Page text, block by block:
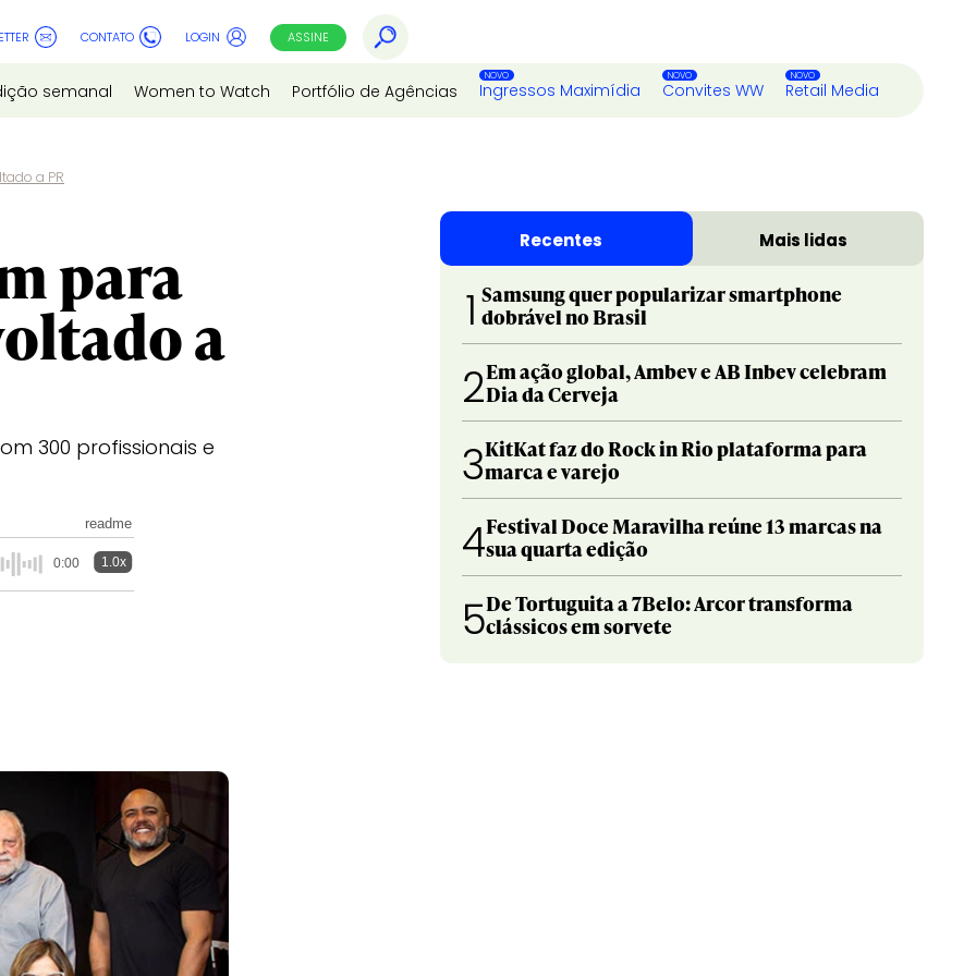
CONTATO LOGIN ASSINE
semanal Women to Watch Portfólio de Agências Ingressos Maximídia Convites WW Retail Media
a PR
para
a
300 profissionais e
readme
0:00 1.0x
Recentes Mais lidas
1 Samsung quer popularizar smartphone
dobrável no Brasil
2Em ação global, Ambev e AB Inbev celebram
Dia da Cerveja
3KitKat faz do Rock in Rio plataforma para
marca e varejo
4Festival Doce Maravilha reúne 13 marcas na
sua quarta edição
5De Tortuguita a 7Belo: Arcor transforma
clássicos em sorvete